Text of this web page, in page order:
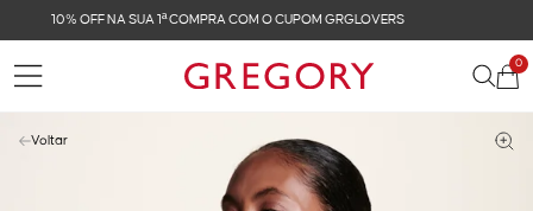
FRETE GRÁTIS NAS COMPRAS ACIMA DE R$ 899
0
Voltar